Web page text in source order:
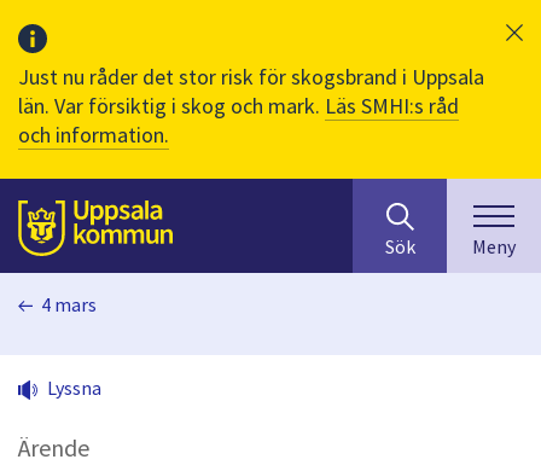
Just nu råder det stor risk för skogsbrand i Uppsala
län. Var försiktig i skog och mark. Läs SMHI:s råd
och information.
Till sidans
huvudinnehåll
efter
innehåll
på
Sök Meny
4 mars
Lyssna
Ärende